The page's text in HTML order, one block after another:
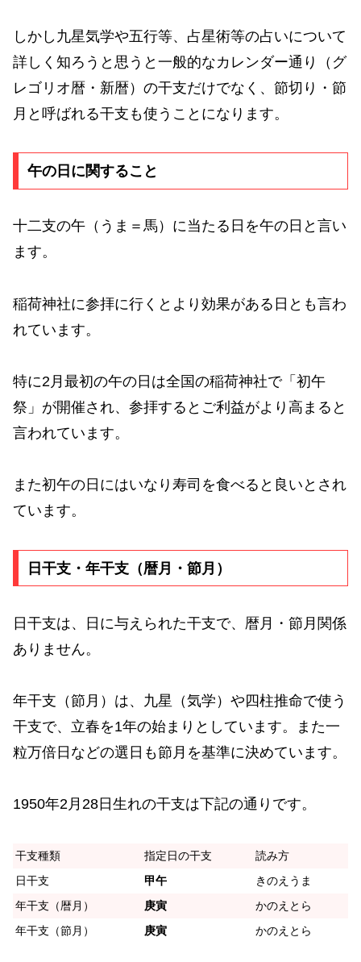
しかし九星気学や五行等、占星術等の占いについて
詳しく知ろうと思うと一般的なカレンダー通り（グ
レゴリオ暦・新暦）の干支だけでなく、節切り・節
月と呼ばれる干支も使うことになります。
午の日に関すること
十二支の午（うま＝馬）に当たる日を午の日と言い
ます。
稲荷神社に参拝に行くとより効果がある日とも言わ
れています。
特に2月最初の午の日は全国の稲荷神社で「初午
祭」が開催され、参拝するとご利益がより高まると
言われています。
また初午の日にはいなり寿司を食べると良いとされ
ています。
日干支・年干支（暦月・節月）
日干支は、日に与えられた干支で、暦月・節月関係
ありません。
年干支（節月）は、九星（気学）や四柱推命で使う
干支で、立春を1年の始まりとしています。また一
粒万倍日などの選日も節月を基準に決めています。
1950年2月28日生れの干支は下記の通りです。
干支種類 指定日の干支
読み方
日干支
甲午
きのえうま
年干支（暦月）
庚寅
かのえとら
年干支（節月）
庚寅 かのえとら